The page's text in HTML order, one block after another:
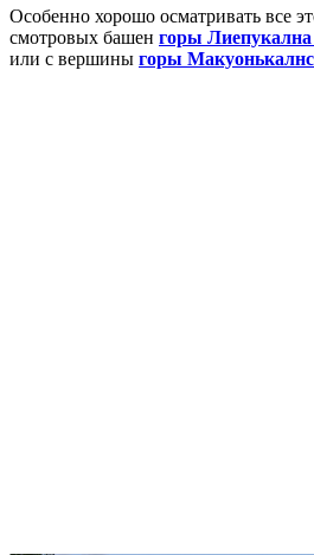
Особенно хорошо осматривать все
смотровых башен горы
или с вершины горы Макуонькалнс